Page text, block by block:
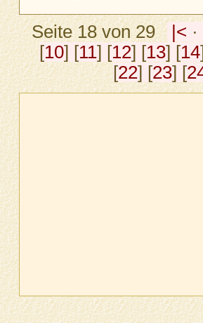
Seite 18 von 29 |< ·
[10] [11] [12] [13] [14
[22] [23] [